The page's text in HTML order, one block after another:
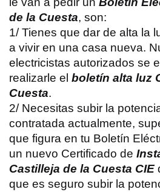
de la Cuesta, son:
1/ Tienes que dar de alta la
a vivir en una casa nueva.
electricistas autorizados se
realizarle el boletín alta luz
Cuesta.
2/ Necesitas subir la
contratada actualmente,
que figura en tu Boletín
un nuevo Certificado de
Castilleja de la Cuesta CIE
que es seguro subir la